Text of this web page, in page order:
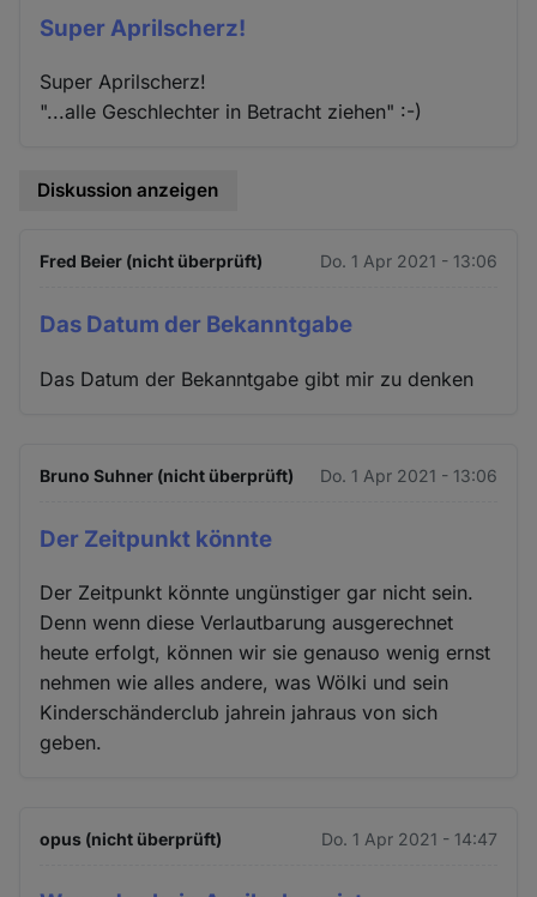
Super Aprilscherz!
Super Aprilscherz!
"...alle Geschlechter in Betracht ziehen" :-)
Diskussion anzeigen
Fred Beier (nicht überprüft) Do. 1 Apr 2021 - 13:06
Das Datum der Bekanntgabe
Das Datum der Bekanntgabe gibt mir zu denken
Bruno Suhner (nicht überprüft) Do. 1 Apr 2021 - 13:06
Der Zeitpunkt könnte
Der Zeitpunkt könnte ungünstiger gar nicht sein.
Denn wenn diese Verlautbarung ausgerechnet
heute erfolgt, können wir sie genauso wenig ernst
nehmen wie alles andere, was Wölki und sein
Kinderschänderclub jahrein jahraus von sich
geben.
opus (nicht überprüft) Do. 1 Apr 2021 - 14:47